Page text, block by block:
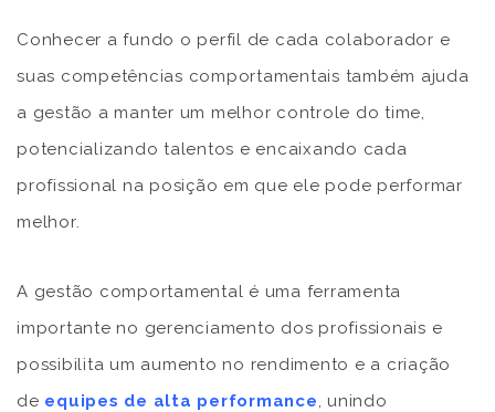
Conhecer a fundo o perfil de cada colaborador e
suas competências comportamentais também ajuda
a gestão a manter um melhor controle do time,
potencializando talentos e encaixando cada
profissional na posição em que ele pode performar
melhor.
A gestão comportamental é uma ferramenta
importante no gerenciamento dos profissionais e
possibilita um aumento no rendimento e a criação
de equipes de alta performance , unindo